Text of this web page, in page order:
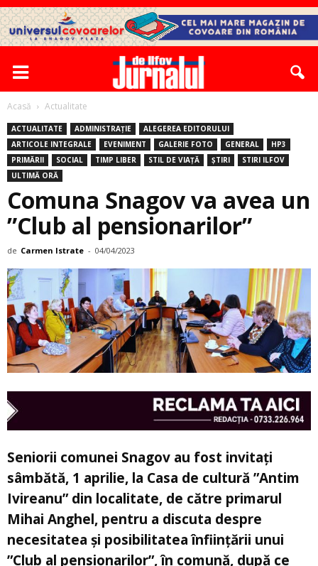
Acasă Actualitate
ACTUALITATE ADMINISTRAȚIE
ALEGEREA EDITORULUI
ARTICOLE INTEGRALE
EVENIMENT GALERIE FOTO GENERAL
HP3
PRIMĂRII
SOCIAL TIMP LIBER STIL DE VIAȚĂ ȘTIRI
STIRI ILFOV
ULTIMĂ ORĂ
Comuna Snagov va avea un
”Club al pensionarilor”
de Carmen Istrate - 04/04/2023
Seniorii comunei Snagov au fost invitați
sâmbătă, 1 aprilie, la Casa de cultură ”Antim
Ivireanu” din localitate, de către primarul
Mihai Anghel, pentru a discuta despre
necesitatea și posibilitatea înființării unui
”Club al pensionarilor”, în comună, după ce